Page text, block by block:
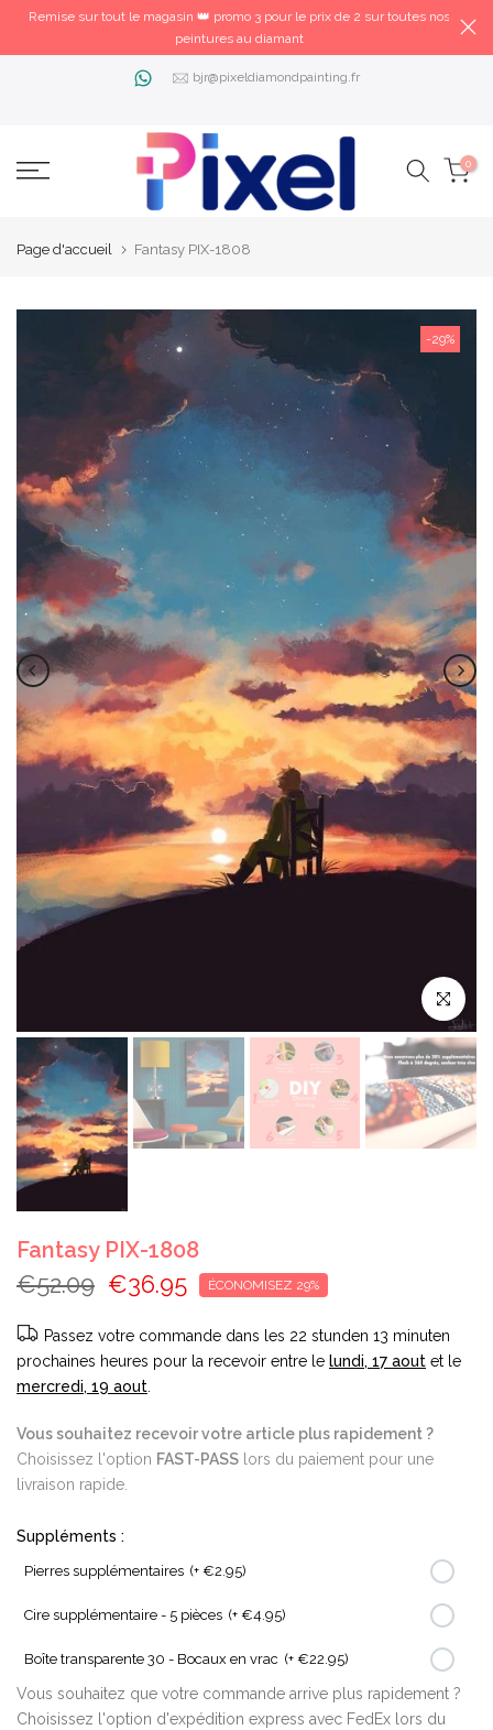
Remise sur tout le magasin 👑 promo 3 pour le prix de 2 sur toutes nos
peintures au diamant
bjr@pixeldiamondpainting.fr
0
Page d'accueil Fantasy PIX-1808
-29%
Cliquez
Fantasy PIX-1808
€52.09 €36.95 ÉCONOMISEZ 29%
Passez votre commande dans les 22 stunden 13 minuten
prochaines heures pour la recevoir entre le lundi, 17 aout et le
mercredi, 19 aout.
Vous souhaitez recevoir votre article plus rapidement ?
Choisissez l'option FAST-PASS lors du paiement pour une
livraison rapide.
Suppléments :
Pierres supplémentaires (+ €2.95)
Cire supplémentaire - 5 pièces (+ €4.95)
Boîte transparente 30 - Bocaux en vrac (+ €22.95)
Vous souhaitez que votre commande arrive plus rapidement ?
Choisissez l'option d'expédition express avec FedEx lors du